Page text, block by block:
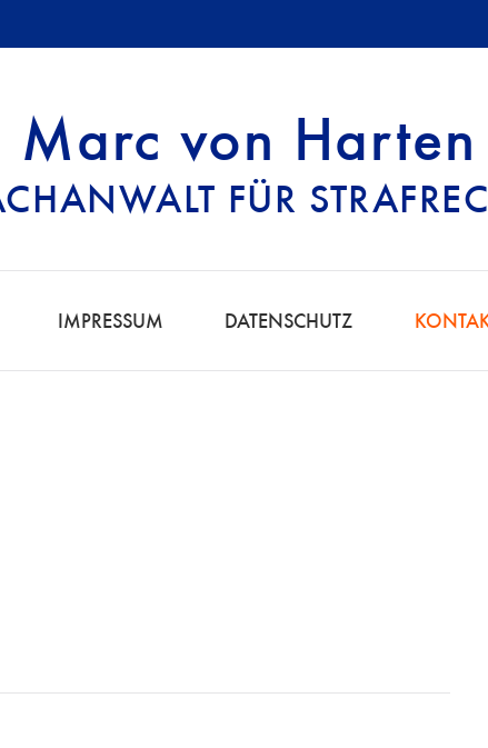
Marc von Harten
FÜR
IMPRESSUM DATENSCHUTZ